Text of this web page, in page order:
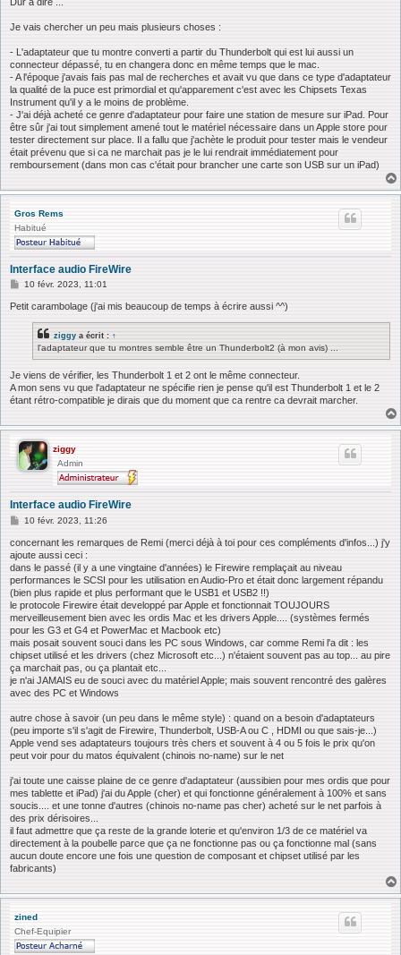
g
Je vais chercher un peu mais plusieurs choses :
- L'adaptateur que tu montre converti a partir du Thunderbolt qui est lui aussi un
connecteur dépassé, tu en changera donc en même temps que le mac.
- A l'époque j'avais fais pas mal de recherches et avait vu que dans ce type d'adaptateur
la qualité de la puce est primordial et qu'apparement c'est avec les Chipsets Texas
Instrument qu'il y a le moins de problème.
- J'ai déjà acheté ce genre d'adaptateur pour faire une station de mesure sur iPad. Pour
être sûr j'ai tout simplement amené tout le matériel nécessaire dans un Apple store pour
tester directement sur place. Il a fallu que j'achète le produit pour tester mais le vendeur
était prévenu que si ca ne marchait pas je le lui rendrait immédiatement pour
remboursement (dans mon cas c'était pour brancher une carte son USB sur un iPad)
Gros Rems
Habitué
Interface audio FireWire
M
s
10 févr. 2023, 11:01
Petit carambolage (j'ai mis beaucoup de temps à écrire aussi ^^)
ziggy a écrit : ↑
l'adaptateur que tu montres semble être un Thunderbolt2 (à mon avis) ...
Je viens de vérifier, les Thunderbolt 1 et 2 ont le même connecteur.
A mon sens vu que l'adaptateur ne spécifie rien je pense qu'il est Thunderbolt 1 et le 2
étant rétro-compatible je dirais que du moment que ca rentre ca devrait marcher.
ziggy
Admin
Interface audio FireWire
M
s
s
g
e
10 févr. 2023, 11:26
concernant les remarques de Remi (merci déjà à toi pour ces compléments d'infos...) j'y
ajoute aussi ceci :
dans le passé (il y a une vingtaine d'années) le Firewire remplaçait au niveau
performances le SCSI pour les utilisation en Audio-Pro et était donc largement répandu
(bien plus rapide et plus performant que le USB1 et USB2 !!)
le protocole Firewire était developpé par Apple et fonctionnait TOUJOURS
merveilleusement bien avec les ordis Mac et les drivers Apple.... (systèmes fermés
pour les G3 et G4 et PowerMac et Macbook etc)
mais posait souvent souci dans les PC sous Windows, car comme Remi l'a dit : les
chipset utilisé et les drivers (chez Microsoft etc...) n'étaient souvent pas au top... au pire
ça marchait pas, ou ça plantait etc...
je n'ai JAMAIS eu de souci avec du matériel Apple; mais souvent rencontré des galères
avec des PC et Windows
autre chose à savoir (un peu dans le même style) : quand on a besoin d'adaptateurs
(peu importe s'il s'agit de Firewire, Thunderbolt, USB-A ou C , HDMI ou que sais-je...)
Apple vend ses adaptateurs toujours très chers et souvent à 4 ou 5 fois le prix qu'on
peut voir pour du matos équivalent (chinois no-name) sur le net
j'ai toute une caisse plaine de ce genre d'adaptateur (aussibien pour mes ordis que pour
mes tablette et iPad) j'ai du Apple (cher) et qui fonctionne généralement à 100% et sans
soucis.... et une tonne d'autres (chinois no-name pas cher) acheté sur le net parfois à
des prix dérisoires...
il faut admettre que ça reste de la grande loterie et qu'environ 1/3 de ce matériel va
directement à la poubelle parce que ça ne fonctionne pas ou ça fonctionne mal (sans
aucun doute encore une fois une question de composant et chipset utilisé par les
fabricants)
zined
Chef-Equipier